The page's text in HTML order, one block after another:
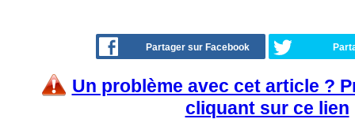
Partager sur Facebook
Un problème avec cet article ?
cliquant sur ce lien